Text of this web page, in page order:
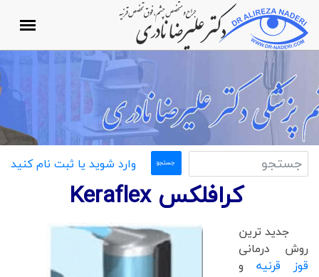
وارد شوید یا ثبت نام کنید
کرافلکس Keraflex
جدید ترین
روش درمانی
قوز قرنیه و